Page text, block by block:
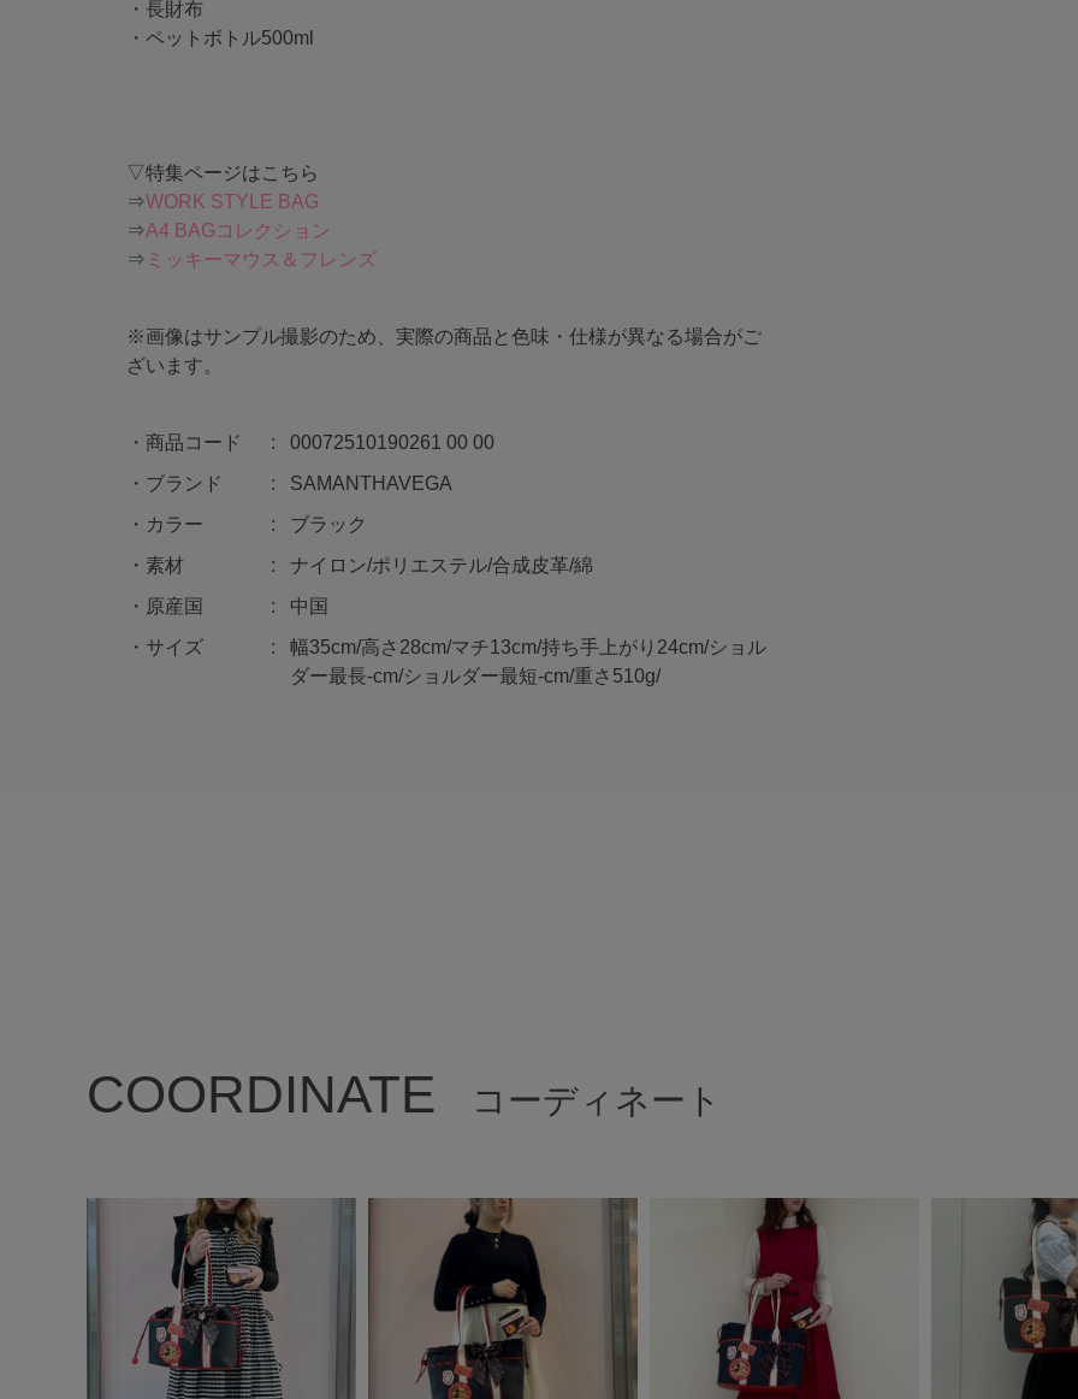
・長財布
・ペットボトル500ml
▽特集ページはこちら
⇒WORK STYLE BAG
⇒A4 BAGコレクション
⇒ ミッキーマウス＆フレンズ
※画像はサンプル撮影のため、実際の商品と色味・仕様が異なる場合がご
ざいます。
商品コード
00072510190261 00 00
ブランド
SAMANTHAVEGA
カラー
ブラック
素材
ナイロン/ポリエステル/合成皮革/綿
原産国
中国
サイズ
幅35cm/高さ28cm/マチ13cm/持ち手上がり24cm/ショル
ダー最長-cm/ショルダー最短-cm/重さ510g/
COORDINATE コーディネート